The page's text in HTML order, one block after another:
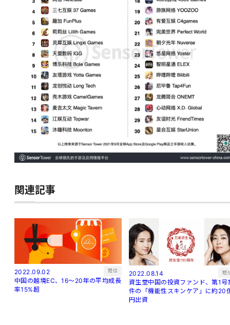
関連記事
2022.09.02 短信
中国の越境EC、16～20年の平均成長
率15%超
2022.08.14 短
資生堂中国の投資ファンド、第1号
件の「機能性スキンケア」に約20
円出資